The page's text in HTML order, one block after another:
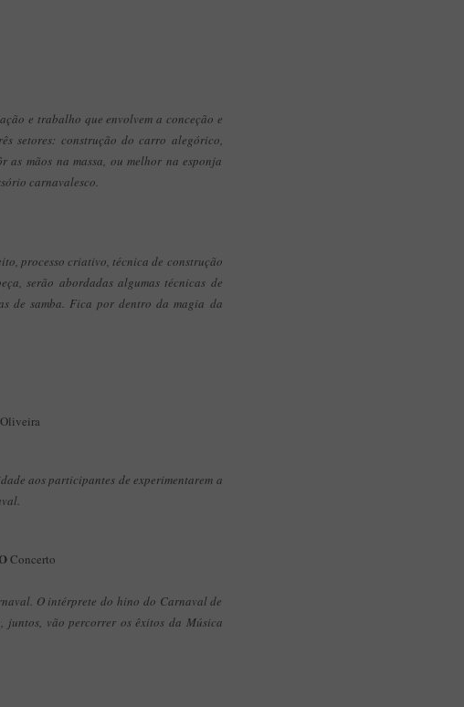
e trabalho que envolvem a conceção e
setores: construção do carro alegórico,
as mãos na massa, ou melhor na esponja
carnavalesco.
processo criativo, técnica de construção
serão abordadas algumas técnicas de
de samba. Fica por dentro da magia da
aos participantes de experimentarem a
Concerto
O intérprete do hino do Carnaval de
juntos, vão percorrer os êxitos da Música